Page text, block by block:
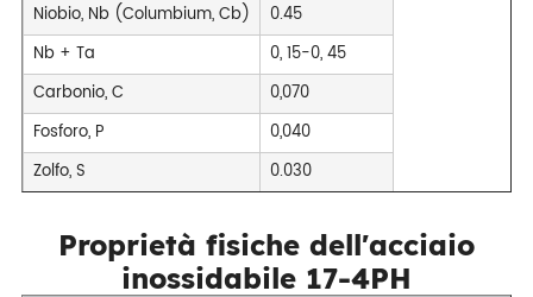
Niobio, Nb (Columbium, Cb)
0.45
Nb + Ta
0, 15-0, 45
Carbonio, C
0,070
Fosforo, P
0,040
Zolfo, S
0.030
Proprietà fisiche dell'acciaio
inossidabile 17-4PH